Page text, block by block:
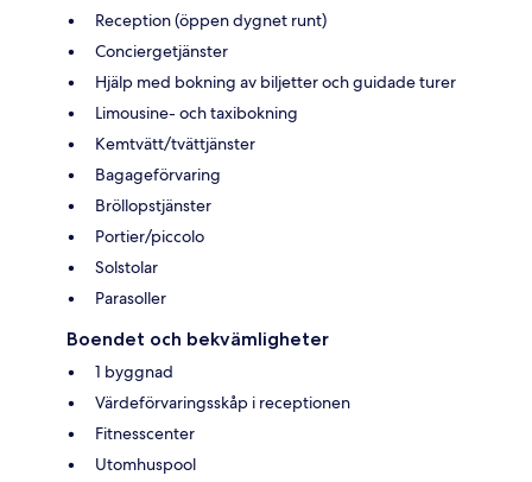
Reception (öppen dygnet runt)
Conciergetjänster
Hjälp med bokning av biljetter och guidade turer
Limousine- och taxibokning
Kemtvätt/tvättjänster
Bagageförvaring
Bröllopstjänster
Portier/piccolo
Solstolar
Parasoller
Boendet och bekvämligheter
1 byggnad
Värdeförvaringsskåp i receptionen
Fitnesscenter
Utomhuspool